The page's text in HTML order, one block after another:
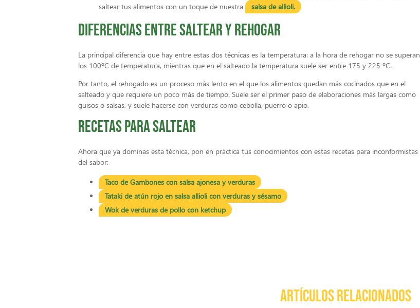
saltear tus alimentos con un toque de nuestra
salsa de allioli.
Diferencias entre saltear y rehogar
La principal diferencia que hay entre estas dos técnicas es la temperatura: a la hora de rehogar no se superan
los 100ºC de temperatura, mientras que en el salteado la temperatura suele ser entre 175 y 225 ºC.
Por tanto, el rehogado es un proceso más lento en el que los alimentos quedan más cocinados que en el
salteado y que requiere un poco más de tiempo. Suele ser el primer paso de elaboraciones más largas como
guisos o salsas, y suele hacerse con verduras como cebolla, puerro o apio.
Recetas para saltear
Ahora que ya dominas esta técnica, pon en práctica tus conocimientos con estas recetas para inconformistas
del sabor:
Taco de Gambones con salsa ajonesa y verduras
Tataki de atún rojo en salsa allioli con verduras y sésamo
Wok de verduras de pollo con ketchup
ARTÍCULOS RELACIONADOS